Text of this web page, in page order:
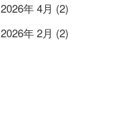
2026年 4月 (2)
2026年 2月 (2)